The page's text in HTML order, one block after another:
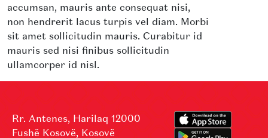
accumsan, mauris ante consequat nisi,
non hendrerit lacus turpis vel diam. Morbi
sit amet sollicitudin mauris. Curabitur id
mauris sed nisi finibus sollicitudin
ullamcorper id nisl.
Rr. Antenes, Harilaq 12000
Fushë Kosovë, Kosovë